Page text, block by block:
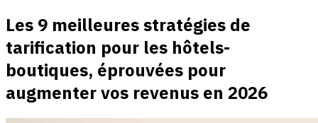
Les 9 meilleures stratégies de
tarification pour les hôtels-
boutiques, éprouvées pour
augmenter vos revenus en 2026